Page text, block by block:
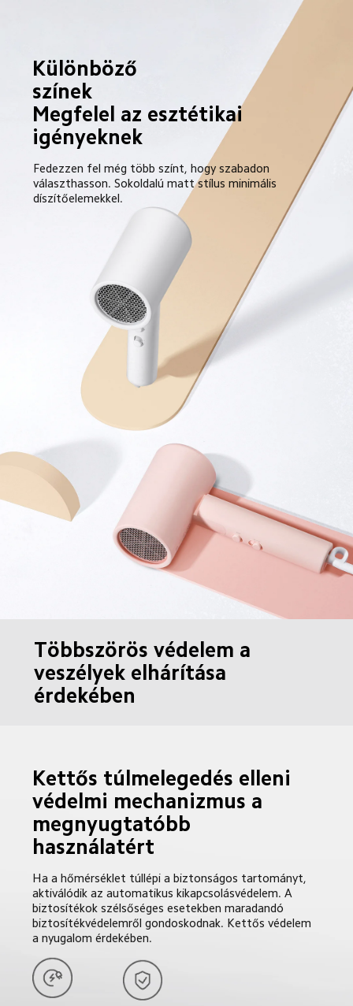
Különböző
színek
Megfelel az esztétikai
igényeknek
Fedezzen fel még több színt, hogy szabadon
választhasson. Sokoldalú matt stílus minimális
díszítőelemekkel.
Többszörös védelem a
veszélyek elhárítása
érdekében
Kettős túlmelegedés elleni
védelmi mechanizmus a
megnyugtatóbb
használatért
Ha a hőmérséklet túllépi a biztonságos tartományt,
aktiválódik az automatikus kikapcsolásvédelem. A
biztosítékok szélsőséges esetekben maradandó
biztosítékvédelemről gondoskodnak. Kettős védelem
a nyugalom érdekében.